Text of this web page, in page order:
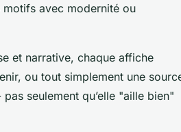
avec modernité ou
et narrative, chaque affiche
ou tout simplement une
seulement qu’elle "aille bien"